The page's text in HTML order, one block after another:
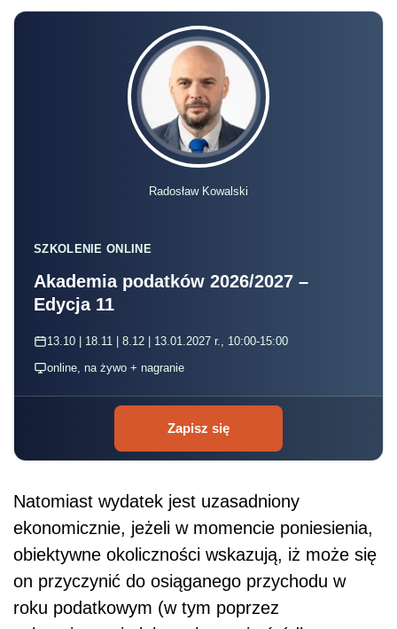
Radosław Kowalski
SZKOLENIE ONLINE
Akademia podatków 2026/2027 –
Edycja 11
13.10 | 18.11 | 8.12 | 13.01.2027 r., 10:00-15:00
online, na żywo + nagranie
Zapisz się
Natomiast wydatek jest uzasadniony
ekonomicznie, jeżeli w momencie poniesienia,
obiektywne okoliczności wskazują, iż może się
on przyczynić do osiąganego przychodu w
roku podatkowym (w tym poprzez